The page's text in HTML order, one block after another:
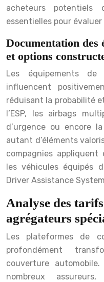
acheteurs potentiels
essentielles pour
Documentation des
et options
Les équipements
influencent
réduisant la probabilité
l’ESP, les airbags
d’urgence ou encore
autant d’éléments
compagnies
les véhicules équipés
Driver Assistance
Analyse des
agrégateurs
Les plateformes de
profondément
couverture
nombreux assureurs,